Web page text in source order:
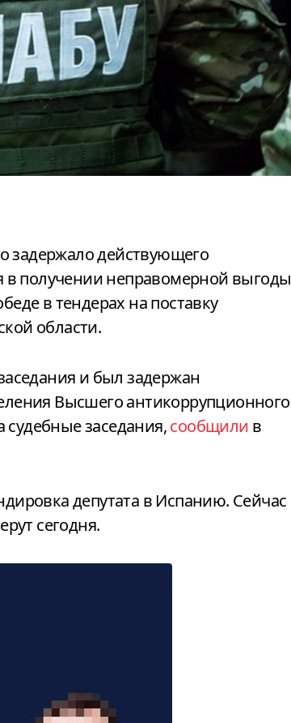
в получении неправомерной выгоды
в тендерах на поставку
области.
Высшего антикоррупционного
судебные заседания,сообщили в
депутата в Испанию. Сейчас
сегодня.